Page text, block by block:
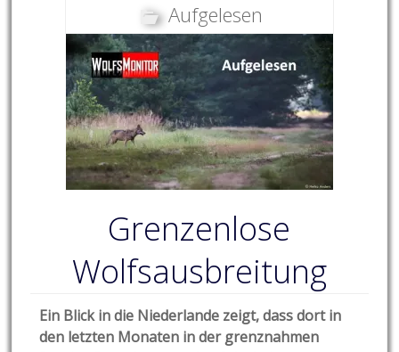
Aufgelesen
Grenzenlose
Wolfsausbreitung
Ein Blick in die Niederlande zeigt, dass dort in
den letzten Monaten in der grenznahmen